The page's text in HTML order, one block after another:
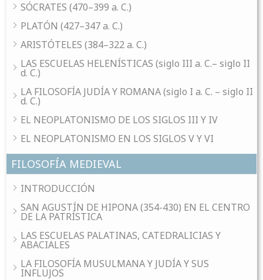
SÓCRATES (470–399 a. C.)
PLATÓN (427–347 a. C.)
ARISTÓTELES (384–322 a. C.)
LAS ESCUELAS HELENÍSTICAS (siglo III a. C.– siglo II
d. C.)
LA FILOSOFÍA JUDÍA Y ROMANA (siglo I a. C. – siglo II
d. C.)
EL NEOPLATONISMO DE LOS SIGLOS III Y IV
EL NEOPLATONISMO EN LOS SIGLOS V Y VI
FILOSOFÍA MEDIEVAL
INTRODUCCIÓN
SAN AGUSTÍN DE HIPONA (354-430) EN EL CENTRO
DE LA PATRÍSTICA
LAS ESCUELAS PALATINAS, CATEDRALICIAS Y
ABACIALES
LA FILOSOFÍA MUSULMANA Y JUDÍA Y SUS
INFLUJOS